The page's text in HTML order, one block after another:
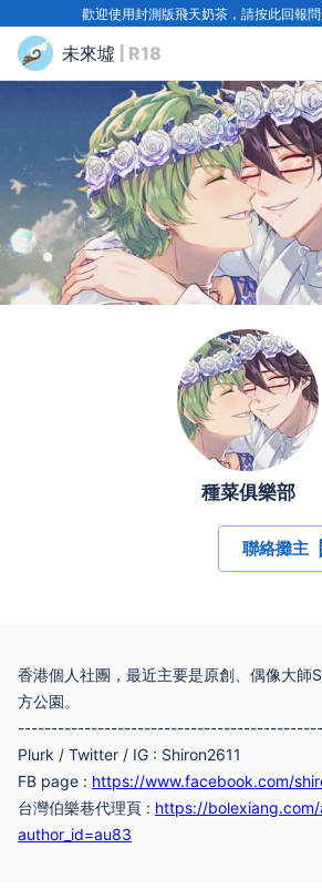
歡迎使用封測版飛天奶茶，請按此回報問
未來墟 | R18
種菜俱樂部
聯絡攤主
香港個人社團，最近主要是原創、偶像大
方公園。
Plurk / Twitter / IG : Shiron2611
FB page : https://www.facebook.com/
台灣伯樂巷代理頁 : https://bolexiang.com/
author_id=au83